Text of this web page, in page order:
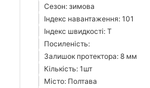
Сезон: зимова
Індекс навантаження: 101
Індекс швидкості: T
Посиленість:
Залишок протектора: 8 мм
Кількість: 1шт
Місто: Полтава